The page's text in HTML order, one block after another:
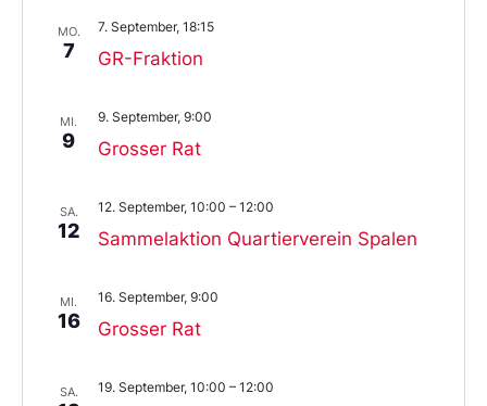
MO.
7 GR-Fraktion
7. September, 18:15
MI.
9 Grosser Rat
9. September, 9:00
SA.
12 Sammelaktion Quartierverein Spalen
12. September, 10:00 – 12:00
MI.
16 Grosser Rat
16. September, 9:00
SA. 19. September, 10:00 – 12:00